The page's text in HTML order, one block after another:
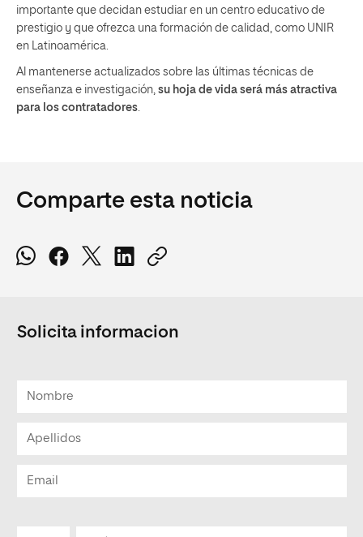
importante que decidan estudiar en un centro educativo de
prestigio y que ofrezca una formación de calidad, como UNIR
en Latinoamérica.
Al mantenerse actualizados sobre las últimas técnicas de
enseñanza e investigación, su hoja de vida será más atractiva
para los contratadores.
Comparte esta noticia
Solicita informacion